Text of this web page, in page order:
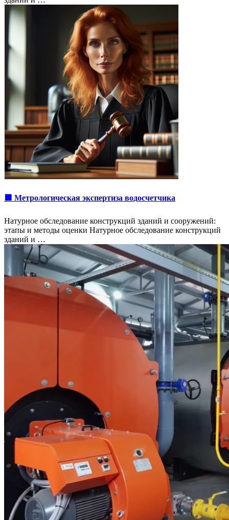
🟩 Метрологическая экспертиза водосчетчика
Натурное обследование конструкций зданий и сооружений:
этапы и методы оценки Натурное обследование конструкций
зданий и …